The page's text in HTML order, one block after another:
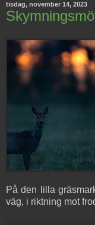
tisdag, november 14, 2023
På den lilla
väg, i riktning mot